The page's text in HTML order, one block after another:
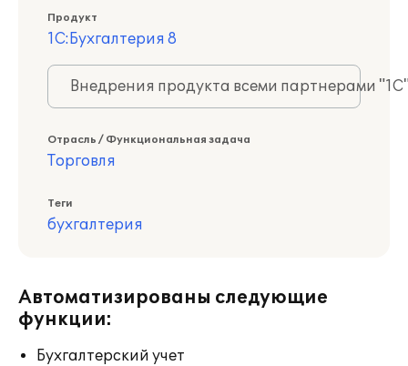
Продукт
1С:Бухгалтерия 8
Внедрения продукта всеми партнерами
Отрасль / Функциональная задача
Торговля
Теги
бухгалтерия
Автоматизированы следующие
функции:
Бухгалтерский учет